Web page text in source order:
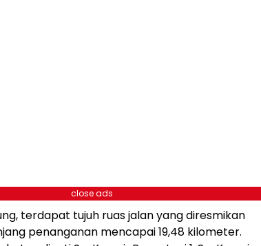
close ads
terdapat tujuh ruas jalan yang diresmikan
penanganan mencapai 19,48 kilometer.